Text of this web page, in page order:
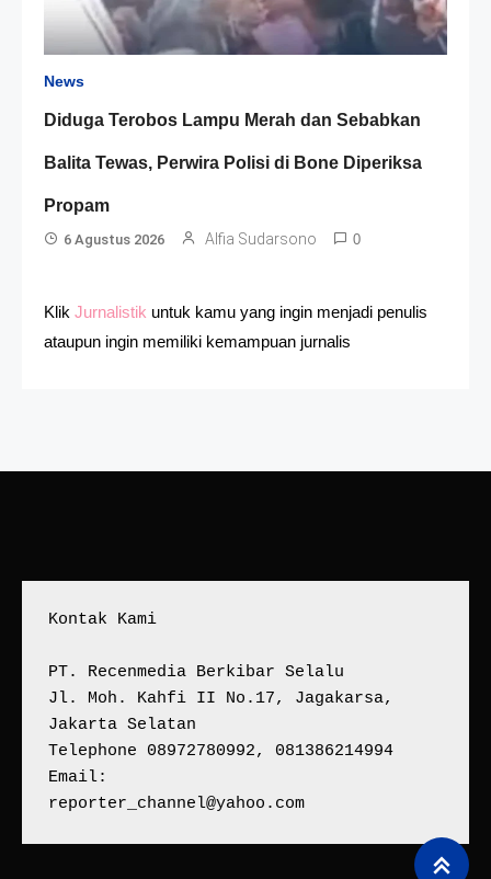
News
Diduga Terobos Lampu Merah dan Sebabkan
Balita Tewas, Perwira Polisi di Bone Diperiksa
Propam
6 Agustus 2026 Alfia Sudarsono 0
Klik Jurnalistik untuk kamu yang ingin menjadi penulis
ataupun ingin memiliki kemampuan jurnalis
Kontak Kami
PT. Recenmedia Berkibar Selalu
Jl. Moh. Kahfi II No.17, Jagakarsa,
Jakarta Selatan
Telephone 08972780992, 081386214994
Email:
reporter_channel@yahoo.com